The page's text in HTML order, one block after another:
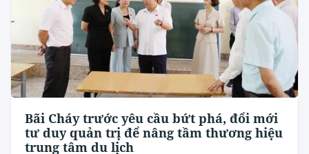
Bãi Cháy trước yêu cầu bứt phá, đổi mới
tư duy quản trị để nâng tầm thương hiệu
trung tâm du lịch